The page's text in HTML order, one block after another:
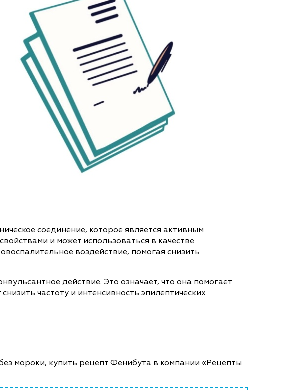
соединение, которое является активным
и может использоваться в качестве
воздействие, помогая снизить
действие. Это означает, что она помогает
частоту и интенсивность эпилептических
мороки, купить рецепт Фенибута в компании «Рецепты